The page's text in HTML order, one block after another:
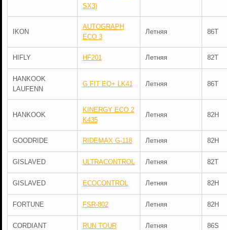
SX3)
IKON
AUTOGRAPH
ECO 3
Летняя 86T
HIFLY HF201 Летняя 82T
HANKOOK
LAUFENN
G FIT EQ+ LK41 Летняя 86T
HANKOOK
KINERGY ECO 2
K435
Летняя 82H
GOODRIDE RIDEMAX G-118 Летняя 82H
GISLAVED ULTRACONTROL Летняя 82T
GISLAVED ECOCONTROL Летняя 82H
FORTUNE FSR-802 Летняя 82H
CORDIANT RUN TOUR Летняя 86S